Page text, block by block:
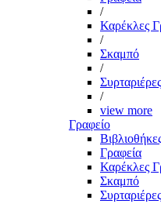
/
Καρέκλες
/
Σκαμπό
/
Συρταριέρες
/
view more
Γραφείο
Γραφεία
Καρέκλες
Σκαμπό
Συρταριέρες